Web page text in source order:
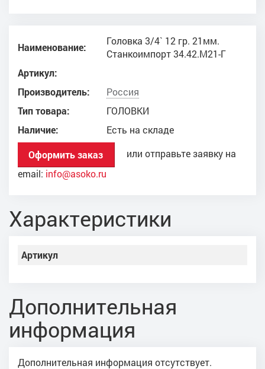
Наименование:
Головка 3/4` 12 гр. 21мм.
Станкоимпорт 34.42.М21-Г
Артикул:
Производитель:
Россия
Тип товара:
ГОЛОВКИ
Наличие:
Есть на складе
Оформить заказ
или отправьте заявку на
email: info@asoko.ru
Характеристики
Артикул
Дополнительная
информация
Дополнительная информация отсутствует.